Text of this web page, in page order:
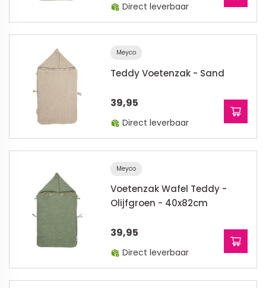
Direct leverbaar
Meyco
Teddy Voetenzak - Sand
39,95
Direct leverbaar
Meyco
Voetenzak Wafel Teddy -
Olijfgroen - 40x82cm
39,95
Direct leverbaar